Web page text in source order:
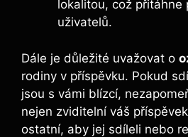
lokalitou, což přitáhne
uživatelů.
Dále je důležité uvažovat o
rodiny v příspěvku. Pokud
jsou s vámi blízcí,
nejen zviditelní váš
ostatní, aby jej sdíleli nebo